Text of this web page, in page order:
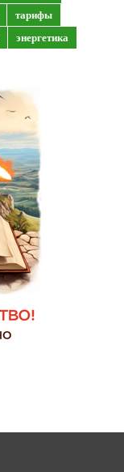
тарифы
энергетика